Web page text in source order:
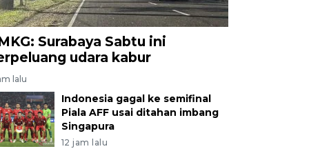
Surabaya Sabtu ini
udara kabur
lalu
Indonesia gagal ke semifinal
Piala AFF usai ditahan imbang
Singapura
12 jam lalu